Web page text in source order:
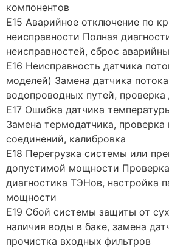
компонентов
E15 Аварийное отключение по
неисправности Полная
неисправностей, сброс
E16 Неисправность датчика
моделей) Замена датчика
водопроводных путей, проверка
E17 Ошибка датчика
Замена термодатчика, проверка
соединений, калибровка
E18 Перегрузка системы или
допустимой мощности Проверка
диагностика ТЭНов, настройка
мощности
E19 Сбой системы защиты от
наличия воды в баке, замена
прочистка входных фильтров